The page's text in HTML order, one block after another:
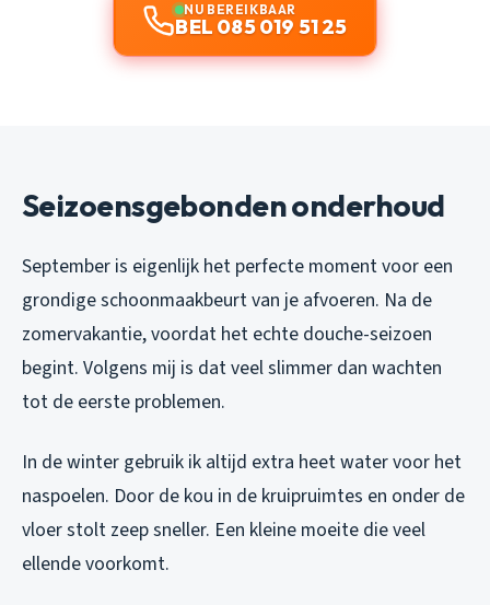
NU BEREIKBAAR
BEL 085 019 51 25
Seizoensgebonden onderhoud
September is eigenlijk het perfecte moment voor een
grondige schoonmaakbeurt van je afvoeren. Na de
zomervakantie, voordat het echte douche-seizoen
begint. Volgens mij is dat veel slimmer dan wachten
tot de eerste problemen.
In de winter gebruik ik altijd extra heet water voor het
naspoelen. Door de kou in de kruipruimtes en onder de
vloer stolt zeep sneller. Een kleine moeite die veel
ellende voorkomt.